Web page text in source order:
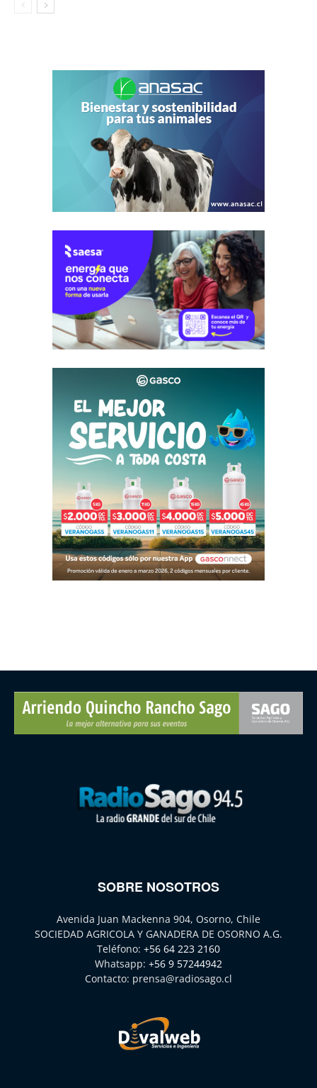
SOBRE NOSOTROS
Avenida Juan Mackenna 904, Osorno, Chile
SOCIEDAD AGRICOLA Y GANADERA DE OSORNO A.G.
Teléfono: +56 64 223 2160
Whatsapp: +56 9 57244942
Contacto: prensa@radiosago.cl